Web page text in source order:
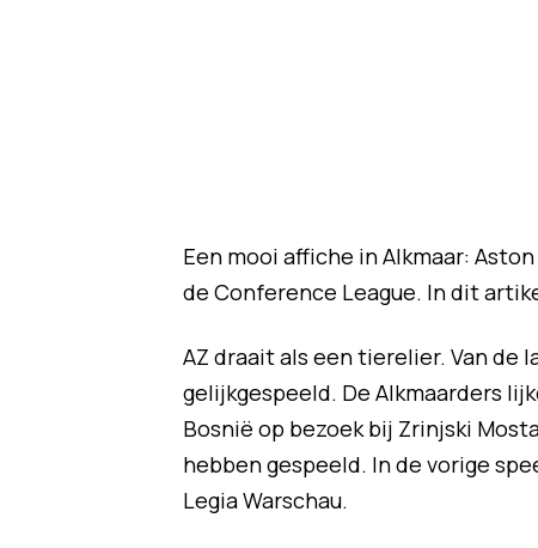
Een mooi affiche in Alkmaar:
de Conference League. In dit
AZ draait als een tierelier. Van de
gelijkgespeeld. De Alkmaarders
Bosnië op bezoek bij Zrinjski
hebben gespeeld. In de vorige
Legia Warschau.